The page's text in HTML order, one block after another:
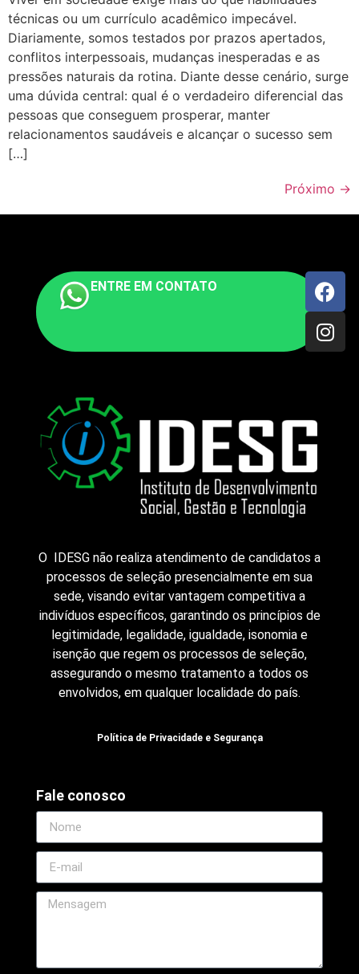
técnicas ou um currículo acadêmico impecável.
Diariamente, somos testados por prazos apertados,
conflitos interpessoais, mudanças inesperadas e as
pressões naturais da rotina. Diante desse cenário, surge
uma dúvida central: qual é o verdadeiro diferencial das
pessoas que conseguem prosperar, manter
relacionamentos saudáveis e alcançar o sucesso sem
[…]
Próximo →
ENTRE EM CONTATO
O IDESG não realiza atendimento de candidatos a
processos de seleção presencialmente em sua
sede, visando evitar vantagem competitiva a
indivíduos específicos, garantindo os princípios de
legitimidade, legalidade, igualdade, isonomia e
isenção que regem os processos de seleção,
assegurando o mesmo tratamento a todos os
envolvidos, em qualquer localidade do país.
Política de Privacidade e Segurança
Fale conosco